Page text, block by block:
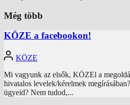
Még több
KÖZE a facebookon!
KÖZE
Mi vagyunk az elsők, KÖZEl a
hivatalos levelek/kérelmek
ügyeid? Nem tudod,...